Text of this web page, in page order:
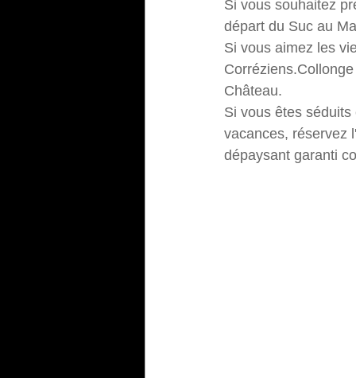
Si vous souhaitez
départ du Suc au
Si vous aimez les
Château.
Si vous êtes
vacances, réservez
dépaysant garanti